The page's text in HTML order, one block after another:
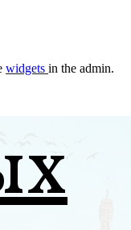
widgets in the admin.